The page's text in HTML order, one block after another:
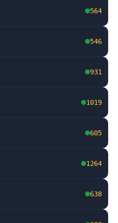
564
546
931
1019
605
1264
638